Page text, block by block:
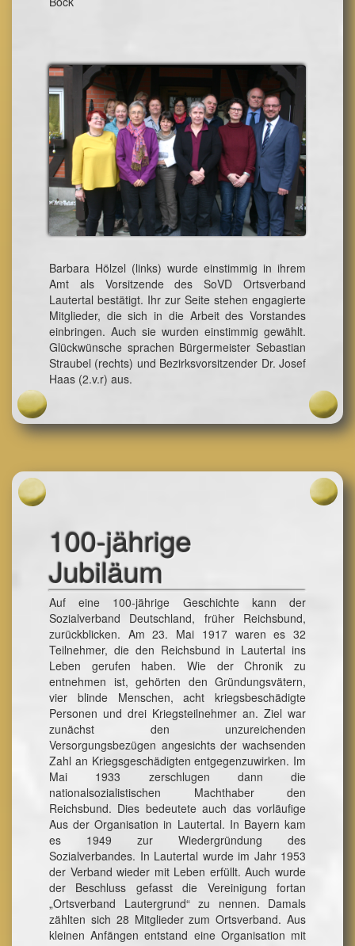
Barbara Hölzel (links) wurde einstimmig in ihrem
Amt als Vorsitzende des SoVD Ortsverband
Lautertal bestätigt. Ihr zur Seite stehen engagierte
Mitglieder, die sich in die Arbeit des Vorstandes
einbringen. Auch sie wurden einstimmig gewählt.
Glückwünsche sprachen Bürgermeister Sebastian
Straubel (rechts) und Bezirksvorsitzender Dr. Josef
Haas (2.v.r) aus.
100-jährige
Jubiläum
Auf eine 100-jährige Geschichte kann der
Sozialverband Deutschland, früher Reichsbund,
zurückblicken. Am 23. Mai 1917 waren es 32
Teilnehmer, die den Reichsbund in Lautertal ins
Leben gerufen haben. Wie der Chronik zu
entnehmen ist, gehörten den Gründungsvätern,
vier blinde Menschen, acht kriegsbeschädigte
Personen und drei Kriegsteilnehmer an. Ziel war
zunächst den unzureichenden
Versorgungsbezügen angesichts der wachsenden
Zahl an Kriegsgeschädigten entgegenzuwirken. Im
Mai 1933 zerschlugen dann die
nationalsozialistischen Machthaber den
Reichsbund. Dies bedeutete auch das vorläufige
Aus der Organisation in Lautertal. In Bayern kam
es 1949 zur Wiedergründung des
Sozialverbandes. In Lautertal wurde im Jahr 1953
der Verband wieder mit Leben erfüllt. Auch wurde
der Beschluss gefasst die Vereinigung fortan
„Ortsverband Lautergrund“ zu nennen. Damals
zählten sich 28 Mitglieder zum Ortsverband. Aus
kleinen Anfängen entstand eine Organisation mit